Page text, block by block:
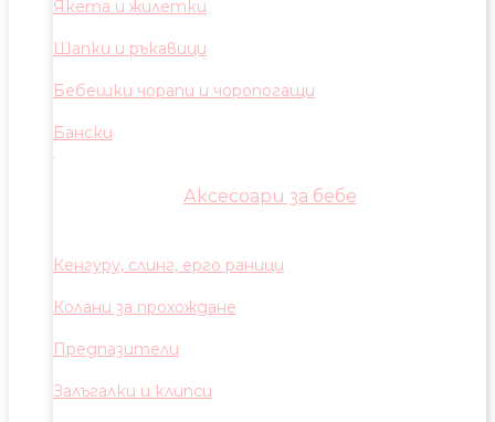
Якета и жилетки
Шапки и ръкавици
Бебешки чорапи и чоропогащи
Бански
Аксесоари за бебе
Кенгуру, слинг, ерго раници
Колани за прохождане
Предпазители
Залъгалки и клипси